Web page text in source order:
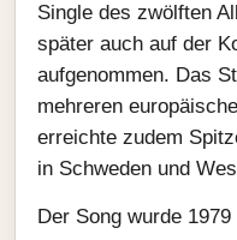
Single des zwölften
später auch auf der
aufgenommen. Das
mehreren
erreichte zudem
in Schweden und
Der Song wurde